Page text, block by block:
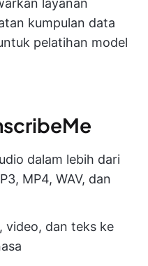
layanan
kumpulan data
pelatihan model
dalam lebih dari
MP4, WAV, dan
video, dan teks ke